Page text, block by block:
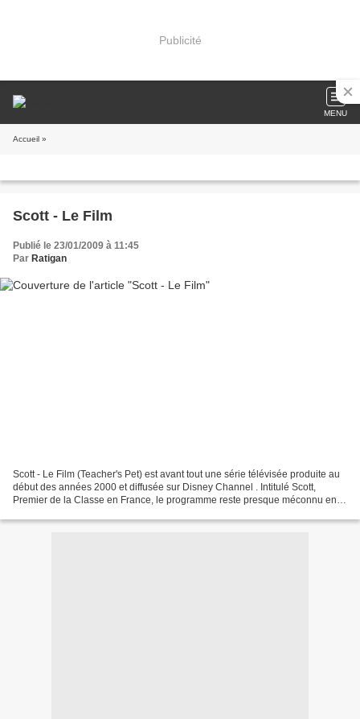
Publicité
MENU
Accueil »
Scott - Le Film
Publié le 23/01/2009 à 11:45
Par Ratigan
Scott - Le Film (Teacher's Pet) est avant tout une série télévisée produite au
début des années 2000 et diffusée sur Disney Channel . Intitulé Scott,
Premier de la Classe en France, le programme reste presque méconnu en